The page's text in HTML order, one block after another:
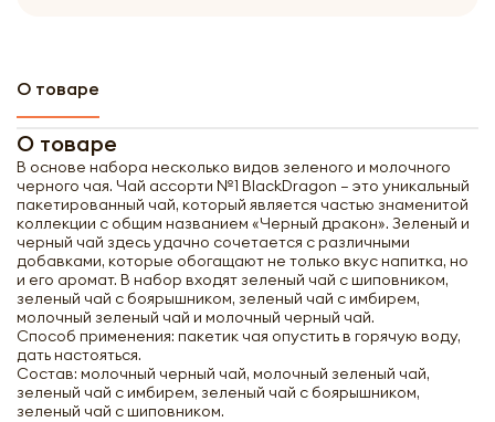
О товаре
О товаре
В основе набора несколько видов зеленого и молочного
черного чая. Чай ассорти №1 BlackDragon – это уникальный
пакетированный чай, который является частью знаменитой
коллекции с общим названием «Черный дракон». Зеленый и
черный чай здесь удачно сочетается с различными
добавками, которые обогащают не только вкус напитка, но
и его аромат. В набор входят зеленый чай с шиповником,
зеленый чай с боярышником, зеленый чай с имбирем,
молочный зеленый чай и молочный черный чай.
Способ применения: пакетик чая опустить в горячую воду,
дать настояться.
Состав: молочный черный чай, молочный зеленый чай,
зеленый чай с имбирем, зеленый чай с боярышником,
зеленый чай с шиповником.